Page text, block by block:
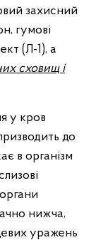
захисний
гумові
(Л-1), а
сховищ і
у кров
до
в організм
нижча,
уражень